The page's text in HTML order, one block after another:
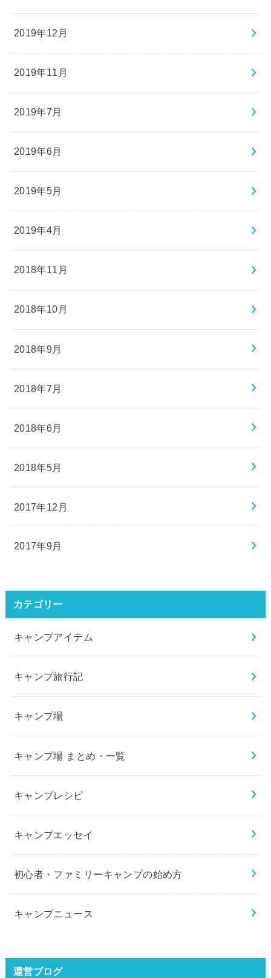
2019年12月
2019年11月
2019年7月
2019年6月
2019年5月
2019年4月
2018年11月
2018年10月
2018年9月
2018年7月
2018年6月
2018年5月
2017年12月
2017年9月
カテゴリー
キャンプアイテム
キャンプ旅行記
キャンプ場
キャンプ場 まとめ・一覧
キャンプレシピ
キャンプエッセイ
初心者・ファミリーキャンプの始め方
キャンプニュース
運営ブログ